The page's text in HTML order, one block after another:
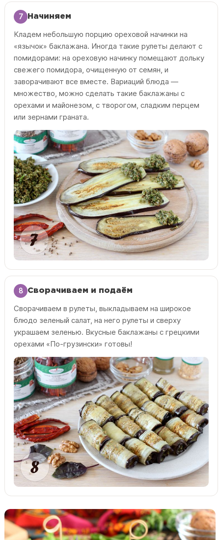
7 Начиняем
Кладем небольшую порцию ореховой начинки на
«язычок» баклажана. Иногда такие рулеты делают с
помидорами: на ореховую начинку помещают дольку
свежего помидора, очищенную от семян, и
заворачивают все вместе. Вариаций блюда —
множество, можно сделать такие баклажаны с
орехами и майонезом, с творогом, сладким перцем
или зернами граната.
8 Сворачиваем и подаём
Сворачиваем в рулеты, выкладываем на широкое
блюдо зеленый салат, на него рулеты и сверху
украшаем зеленью. Вкусные баклажаны с грецкими
орехами «По-грузински» готовы!